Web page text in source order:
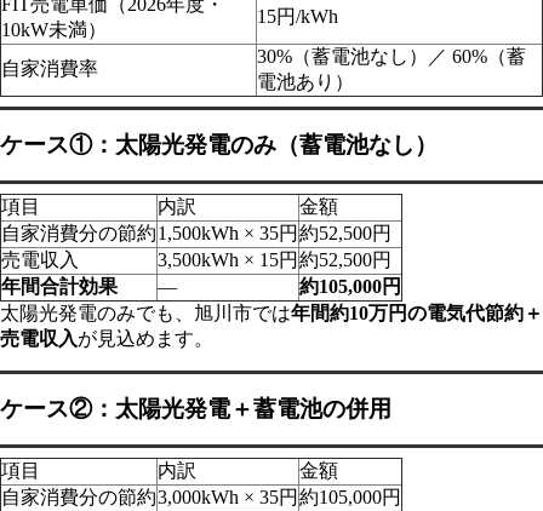
FIT売電単価（2026年度・
10kW未満）
15円/kWh
自家消費率
30%（蓄電池なし）／ 60%（蓄
電池あり）
ケース①：太陽光発電のみ（蓄電池なし）
項目 内訳
金額
自家消費分の節約1,500kWh × 35円 約52,500円
売電収入
3,500kWh × 15円 約52,500円
年間合計効果
—
約105,000円
太陽光発電のみでも、旭川市では年間約10万円の電気代節約＋
売電収入が見込めます。
ケース②：太陽光発電＋蓄電池の併用
項目 内訳
金額
自家消費分の節約3,000kWh × 35円 約105,000円